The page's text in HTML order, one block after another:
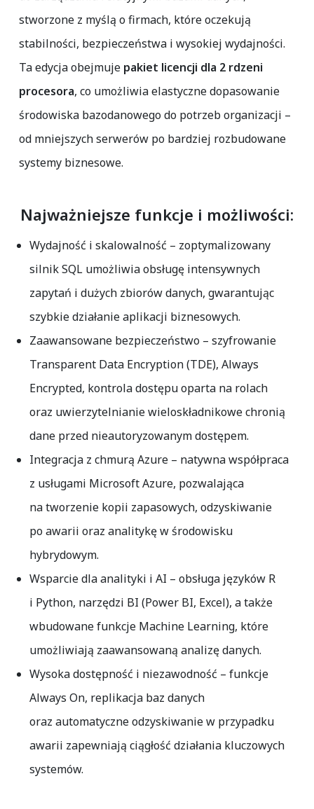
stworzone z myślą o firmach, które oczekują
stabilności, bezpieczeństwa i wysokiej wydajności.
Ta edycja obejmuje pakiet licencji dla 2 rdzeni
procesora, co umożliwia elastyczne dopasowanie
środowiska bazodanowego do potrzeb organizacji –
od mniejszych serwerów po bardziej rozbudowane
systemy biznesowe.
Najważniejsze funkcje i możliwości:
Wydajność i skalowalność – zoptymalizowany
silnik SQL umożliwia obsługę intensywnych
zapytań i dużych zbiorów danych, gwarantując
szybkie działanie aplikacji biznesowych.
Zaawansowane bezpieczeństwo– szyfrowanie
Transparent Data Encryption (TDE), Always
Encrypted, kontrola dostępu oparta na rolach
oraz uwierzytelnianie wieloskładnikowe chronią
dane przed nieautoryzowanym dostępem.
Integracja z chmurą Azure– natywna współpraca
z usługami Microsoft Azure, pozwalająca
na tworzenie kopii zapasowych, odzyskiwanie
po awarii oraz analitykę w środowisku
hybrydowym.
Wsparcie dla analityki i AI – obsługa języków R
i Python, narzędzi BI (Power BI, Excel), a także
wbudowane funkcje Machine Learning, które
umożliwiają zaawansowaną analizę danych.
Wysoka dostępność i niezawodność – funkcje
Always On, replikacja baz danych
oraz automatyczne odzyskiwanie w przypadku
awarii zapewniają ciągłość działania kluczowych
systemów.